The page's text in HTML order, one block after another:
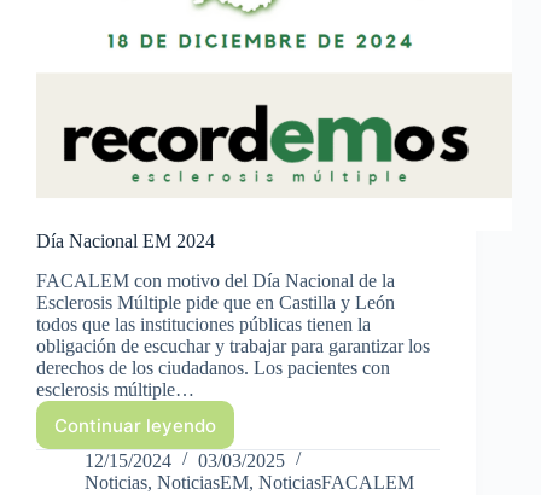
Día Nacional EM 2024
FACALEM con motivo del Día Nacional de la
Esclerosis Múltiple pide que en Castilla y León
todos que las instituciones públicas tienen la
obligación de escuchar y trabajar para garantizar los
derechos de los ciudadanos. Los pacientes con
esclerosis múltiple…
Continuar leyendo
Día
Nacional
EM
12/15/2024
03/03/2025
Noticias, NoticiasEM, NoticiasFACALEM